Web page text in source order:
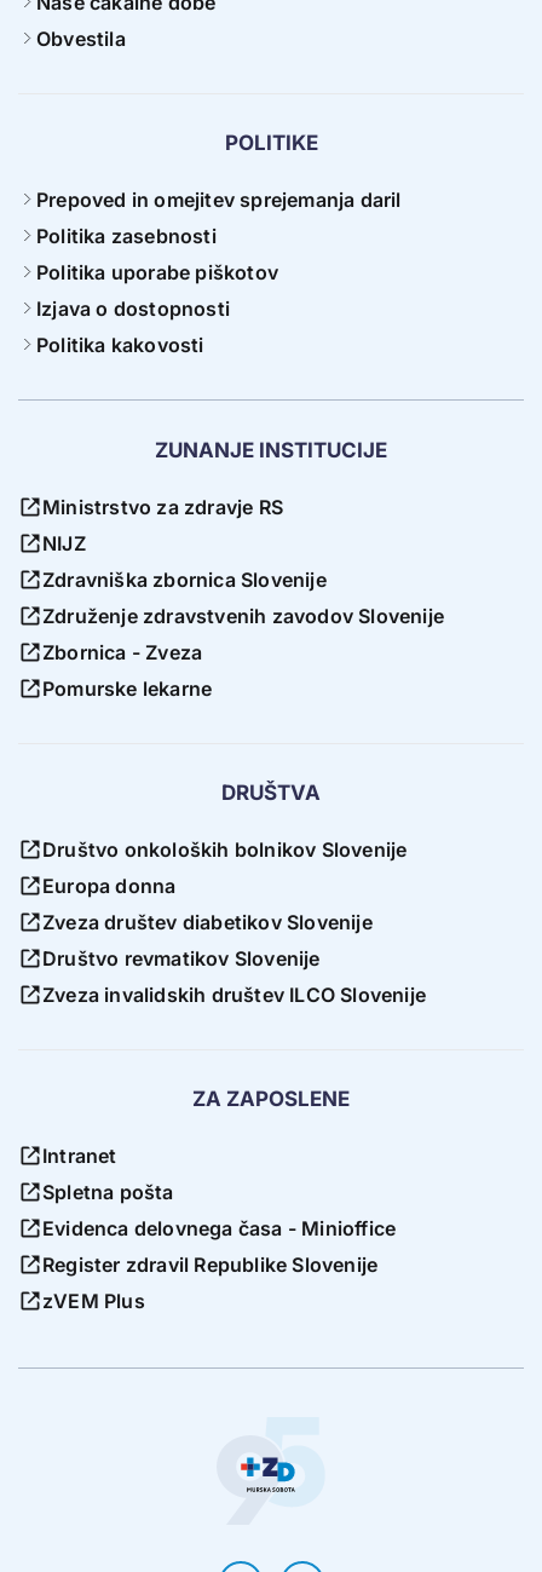
Obvestila
POLITIKE
Prepoved in omejitev sprejemanja daril
Politika zasebnosti
Politika uporabe piškotov
Izjava o dostopnosti
Politika kakovosti
ZUNANJE INSTITUCIJE
Ministrstvo za zdravje RS
NIJZ
Zdravniška zbornica Slovenije
Združenje zdravstvenih zavodov Slovenije
Zbornica - Zveza
Pomurske lekarne
DRUŠTVA
Društvo onkoloških bolnikov Slovenije
Europa donna
Zveza društev diabetikov Slovenije
Društvo revmatikov Slovenije
Zveza invalidskih društev ILCO Slovenije
ZA ZAPOSLENE
Intranet
Spletna pošta
Evidenca delovnega časa - Minioffice
Register zdravil Republike Slovenije
zVEM Plus